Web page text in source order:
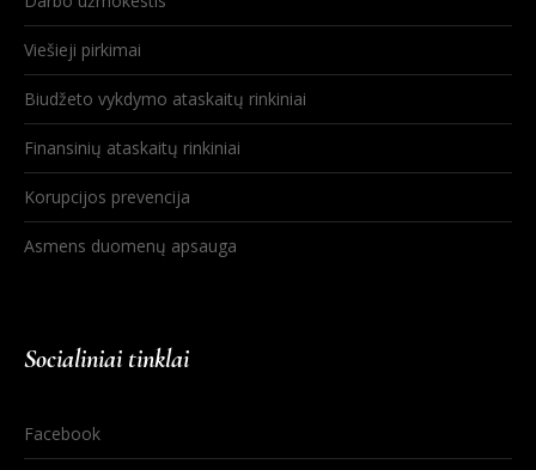
Viešieji pirkimai
Biudžeto vykdymo ataskaitų rinkiniai
Finansinių ataskaitų rinkiniai
Korupcijos prevencija
Asmens duomenų apsauga
Socialiniai tinklai
Facebook